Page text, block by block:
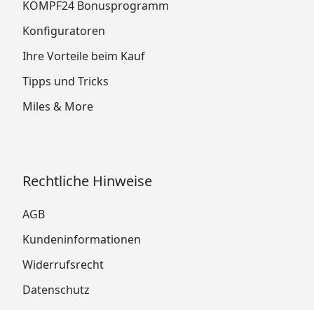
KÖMPF24 Bonusprogramm
Konfiguratoren
Ihre Vorteile beim Kauf
Tipps und Tricks
Miles & More
Rechtliche Hinweise
AGB
Kundeninformationen
Widerrufsrecht
Datenschutz